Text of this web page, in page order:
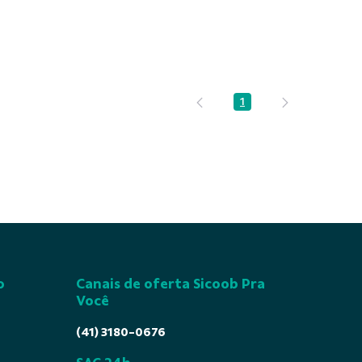
Página
1
Canais de oferta Sicoob Pra
Você
(41) 3180-0676